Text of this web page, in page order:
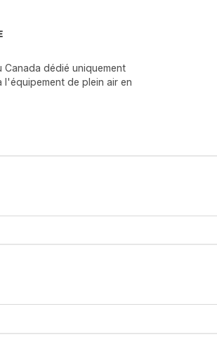
Canada dédié uniquement
l'équipement de plein air en